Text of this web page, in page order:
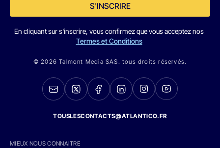
S'INSCRIRE
En cliquant sur s'inscrire, vous confirmez que vous acceptez nos
Termes et Conditions
© 2026 Talmont Media SAS. tous droits réservés.
TOUSLESCONTACTS@ATLANTICO.FR
MIEUX NOUS CONNAITRE